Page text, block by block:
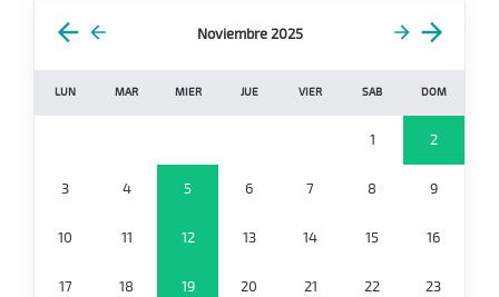
Noviembre 2025
LUN MAR MIER JUE VIER SAB DOM
1 2
3 4 5 6 7 8 9
10 11 12 13 14 15 16
17 18 19 20 21 22 23